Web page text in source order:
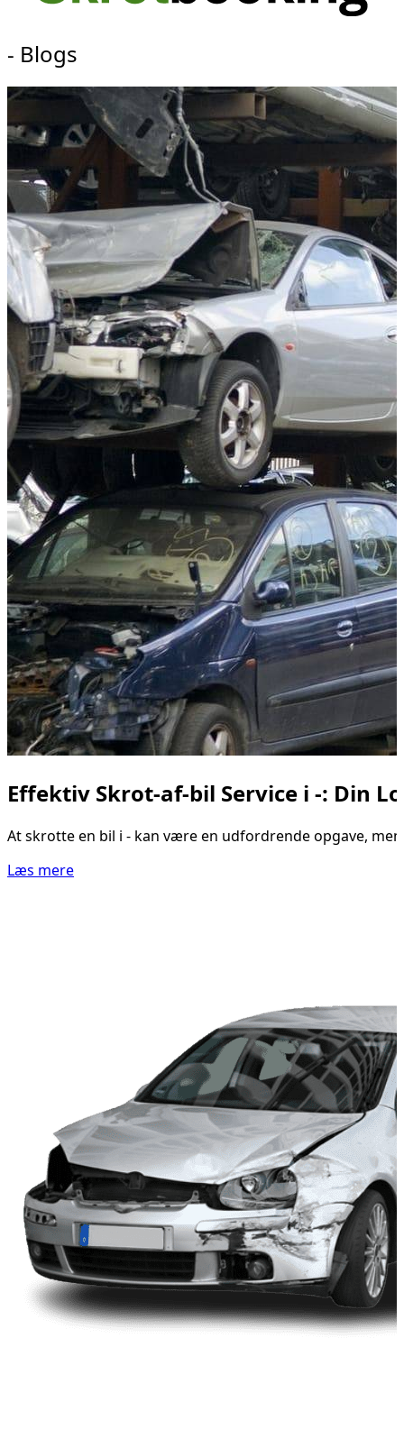
- Blogs
Effektiv Skrot-af-bil Service i -: Din
At skrotte en bil i - kan være en udfordrende opgave,
Læs mere